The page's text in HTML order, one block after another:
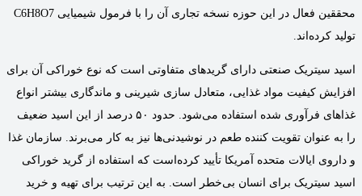
محققین فعال در این حوزه نسخه تجاری آن را با فرمول شیمیایی C6H8O7
تولید کرده‌اند.
اسید سیتریک صنعتی دارای گریدهای متفاوتی است که نوع خوراکی آن برای
افزایش کیفیت مواد غذایی، متعادل سازی شیرینی و ماندگاری بیشتر انواع
غذاهای فرآوری شده استفاده می‌شود. حدود ۵۰ درصد از این اسید ضعیف
را به عنوان تقویت کننده طعم در نوشیدنی‌ها نیز به کار می‌برند. سازمان غذا
و داروی ایالات متحده آمریکا تأیید کرده‌است که استفاده از گرید خوراکی
اسید سیتریک برای انسان بی‌خطر است.‌ به این ترتیب برای تهیه و خرید